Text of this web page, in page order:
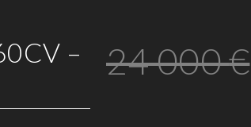
–
24 000€